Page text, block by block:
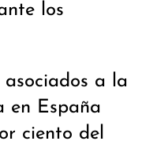
los
asociados a la
en España
ciento del